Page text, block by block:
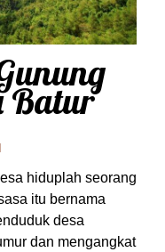
Batur
hiduplah seorang
itu bernama
desa
dan mengangkat